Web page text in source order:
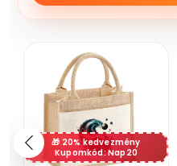
20% kedvezmény
Kupomkód: Nap20